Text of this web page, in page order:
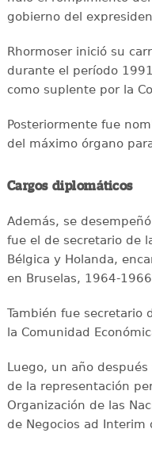
gobierno del
Rhormoser inició su
durante el período
como suplente por la
Posteriormente fue
del máximo órgano
Cargos diplomáticos
Además, se
fue el de secretario de
Bélgica y Holanda,
en Bruselas, 1964-
También fue secretario
la Comunidad
Luego, un año
de la representación
Organización de las
de Negocios ad